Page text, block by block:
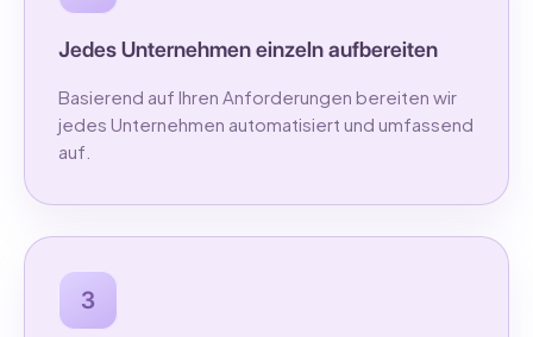
Jedes Unternehmen einzeln aufbereiten
Basierend auf Ihren Anforderungen bereiten wir
jedes Unternehmen automatisiert und umfassend
auf.
3